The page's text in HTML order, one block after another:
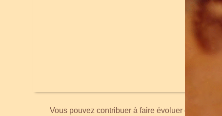
Vous pouvez contribuer à faire évoluer ce site en